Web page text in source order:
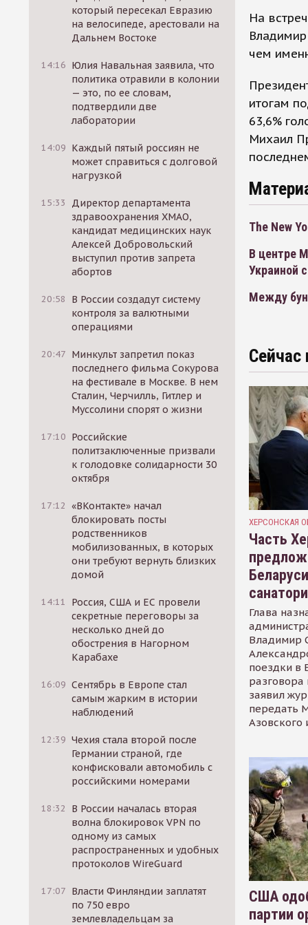
который пересекал Евразию
на велосипеде, арестовали на
Дальнем Востоке
14:16 Юлия Навальная заявила, что
политика отравили в колонии
— это, по ее словам,
подтвердили две
лаборатории
14:09 Каждый пятый россиян не
может справиться с долговой
нагрузкой
15:33
Директор департамента
здравоохранения ХМАО,
кандидат медицинских наук
Алексей Добровольский
выступил против запрета
абортов
20:58
В России создадут систему
контроля за валютными
операциями
20:47 Минкульт запретил показ
последнего фильма Сокурова
на фестивале в Москве. В нем
Сталин, Черчилль, Гитлер и
Муссолини спорят о жизни
17:10 Российские
политзаключенные призвали
к голодовке солидарности 30
октября
17:12 «ВКонтакте» начал
блокировать посты
родственников
мобилизованных, в которых
они требуют вернуть близких
домой
14:11
Россия, США и ЕС провели
секретные переговоры за
несколько дней до
обострения в Нагорном
Карабахе
16:09 Сентябрь в Европе стал
самым жарким в истории
наблюдений
12:39 Чехия стала второй после
Германии страной, где
конфисковали автомобиль с
российскими номерами
18:32
В России началась вторая
волна блокировок VPN по
одному из самых
распространенных и удобных
протоколов WireGuard
17:07 Власти Финляндии заплатят
по 750 евро
землевладельцам за
На
чем
итогам
63,6%
Михаил
The New
В центре
Украиной
Между
Сейчас
ХЕРСОНСКАЯ
Часть
Глава
Владимир
поездки в
разговора
заявил
передать
Азовского
США
партии